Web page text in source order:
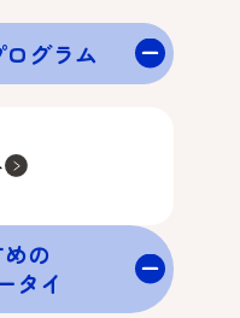
グラム
の
タイ